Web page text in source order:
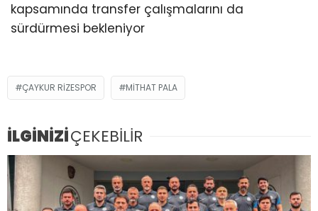
kapsamında transfer çalışmalarını da
sürdürmesi bekleniyor
ÇAYKUR RIZESPOR MITHAT PALA
İLGİNİZİÇEKEBİLİR